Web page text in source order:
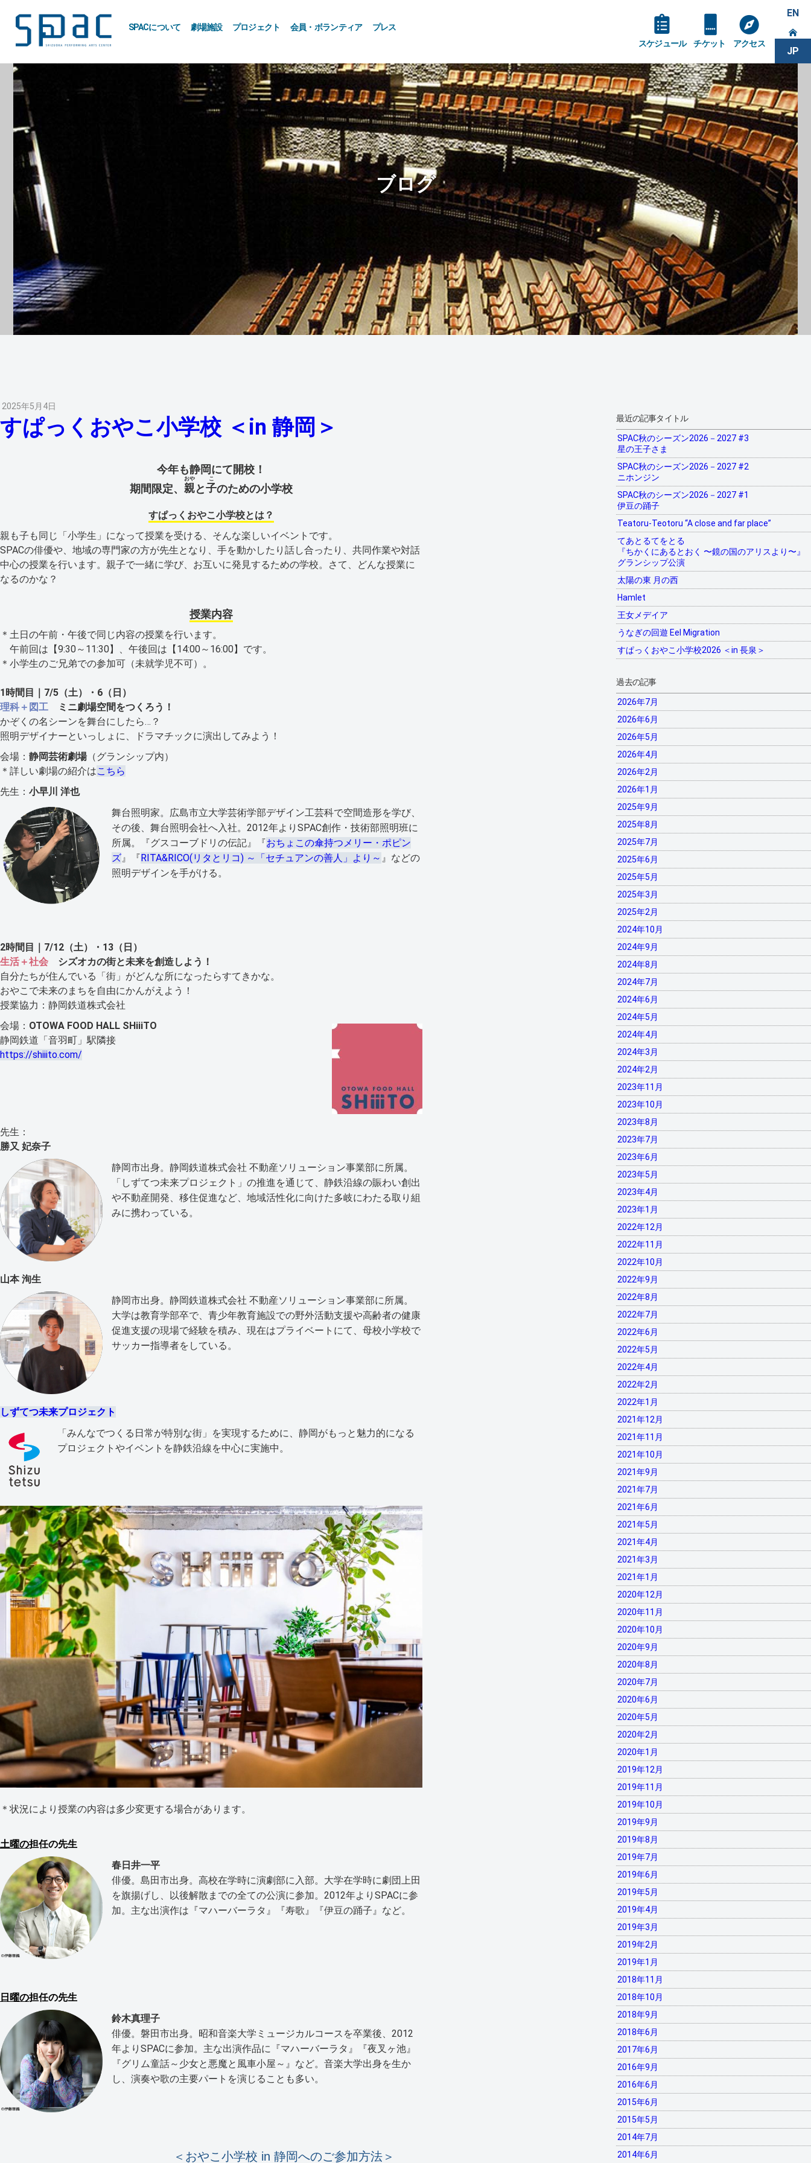
SPACについて 劇場施設 プロジェクト 会員・ボランティア プレス
EN
JP
スケジュール チケット アクセス
ブログ
2025年5月4日
すぱっくおやこ小学校 ＜in 静岡＞
今年も静岡にて開校！
期間限定、 親
おや
と子
こ
のための小学校
すぱっくおやこ小学校とは？
親も子も同じ「小学生」になって授業を受ける、そんな楽しいイベントです。
SPACの俳優や、地域の専門家の方が先生となり、手を動かしたり話し合ったり、共同作業や対話
中心の授業を行います。親子で一緒に学び、お互いに発見するための学校。さて、どんな授業に
なるのかな？
授業内容
＊土日の午前・午後で同じ内容の授業を行います。
午前回は【9:30～11:30】、午後回は【14:00～16:00】です。
＊小学生のご兄弟での参加可（未就学児不可）。
1時間目｜7/5（土）・6（日）
理科＋図工
ミニ劇場空間をつくろう！
かぞくの名シーンを舞台にしたら…？
照明デザイナーといっしょに、ドラマチックに演出してみよう！
会場： 静岡芸術劇場（グランシップ内）
＊詳しい劇場の紹介はこちら
先生： 小早川 洋也
舞台照明家。広島市立大学芸術学部デザイン工芸科で空間造形を学び、
その後、舞台照明会社へ入社。2012年よりSPAC創作・技術部照明班に
所属。『グスコーブドリの伝記』『おちょこの傘持つメリー・ポピン
ズ』『RITA&RICO(リタとリコ) ～「セチュアンの善人」より～ 』などの
照明デザインを手がける。
2時間目｜7/12（土）・13（日）
生活＋社会
シズオカの街と未来を創造しよう！
自分たちが住んでいる「街」がどんな所になったらすてきかな。
おやこで未来のまちを自由にかんがえよう！
授業協力：静岡鉄道株式会社
会場： OTOWA FOOD HALL SHiiiTO
静岡鉄道「音羽町」駅隣接
https://shiiito.com/
先生：
勝又 妃奈子
静岡市出身。静岡鉄道株式会社 不動産ソリューション事業部に所属。
「しずてつ未来プロジェクト」の推進を通じて、静鉄沿線の賑わい創出
や不動産開発、移住促進など、地域活性化に向けた多岐にわたる取り組
みに携わっている。
山本 洵生
静岡市出身。静岡鉄道株式会社 不動産ソリューション事業部に所属。
大学は教育学部卒で、青少年教育施設での野外活動支援や高齢者の健康
促進支援の現場で経験を積み、現在はプライベートにて、母校小学校で
サッカー指導者をしている。
しずてつ未来プロジェクト
「みんなでつくる日常が特別な街」を実現するために、静岡がもっと魅力的になる
プロジェクトやイベントを静鉄沿線を中心に実施中。
＊状況により授業の内容は多少変更する場合があります。
土曜の担任の先生
春日井一平
俳優。島田市出身。高校在学時に演劇部に入部。大学在学時に劇団上田
を旗揚げし、以後解散までの全ての公演に参加。2012年よりSPACに参
加。主な出演作は『マハーバーラタ』『寿歌』『伊豆の踊子』など。
日曜の担任の先生
鈴木真理子
俳優。磐田市出身。昭和音楽大学ミュージカルコースを卒業後、2012
年よりSPACに参加。主な出演作品に『マハーバーラタ』『夜叉ヶ池』
『グリム童話～少女と悪魔と風車小屋～』など。音楽大学出身を生か
し、演奏や歌の主要パートを演じることも多い。
＜おやこ小学校 in 静岡へのご参加方法＞
最近の記事タイトル
SPAC秋のシーズン2026－2027 #3
星の王子さま
SPAC秋のシーズン2026－2027 #2
ニホンジン
SPAC秋のシーズン2026－2027 #1
伊豆の踊子
Teatoru-Teotoru “A close and far place”
てあとるてをとる
『ちかくにあるとおく 〜鏡の国のアリスより〜』
グランシップ公演
太陽の東 月の西
Hamlet
王女メデイア
うなぎの回遊 Eel Migration
すぱっくおやこ小学校2026 ＜in 長泉＞
過去の記事
2026年7月
2026年6月
2026年5月
2026年4月
2026年2月
2026年1月
2025年9月
2025年8月
2025年7月
2025年6月
2025年5月
2025年3月
2025年2月
2024年10月
2024年9月
2024年8月
2024年7月
2024年6月
2024年5月
2024年4月
2024年3月
2024年2月
2023年11月
2023年10月
2023年8月
2023年7月
2023年6月
2023年5月
2023年4月
2023年1月
2022年12月
2022年11月
2022年10月
2022年9月
2022年8月
2022年7月
2022年6月
2022年5月
2022年4月
2022年2月
2022年1月
2021年12月
2021年11月
2021年10月
2021年9月
2021年7月
2021年6月
2021年5月
2021年4月
2021年3月
2021年1月
2020年12月
2020年11月
2020年10月
2020年9月
2020年8月
2020年7月
2020年6月
2020年5月
2020年2月
2020年1月
2019年12月
2019年11月
2019年10月
2019年9月
2019年8月
2019年7月
2019年6月
2019年5月
2019年4月
2019年3月
2019年2月
2019年1月
2018年11月
2018年10月
2018年9月
2018年6月
2017年6月
2016年9月
2016年6月
2015年6月
2015年5月
2014年7月
2014年6月